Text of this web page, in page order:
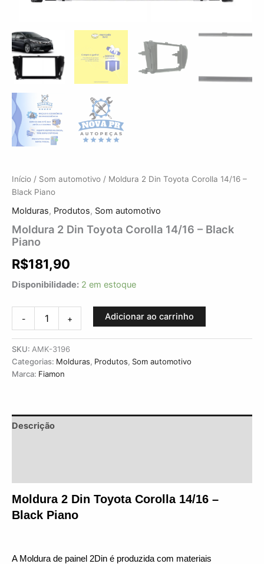
Início / Som automotivo / Moldura 2 Din Toyota Corolla 14/16 –
Black Piano
Molduras, Produtos, Som automotivo
Moldura 2 Din Toyota Corolla 14/16 – Black
Piano
R$181,90
Disponibilidade: 2 em estoque
- + Adicionar ao carrinho
SKU: AMK-3196
Categorias: Molduras, Produtos, Som automotivo
Marca: Fiamon
Descrição
Moldura 2 Din Toyota Corolla 14/16 –
Black Piano
A Moldura de painel 2Din é produzida com materiais